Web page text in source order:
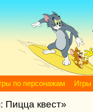
по персонажам Игры
Пицца квест»